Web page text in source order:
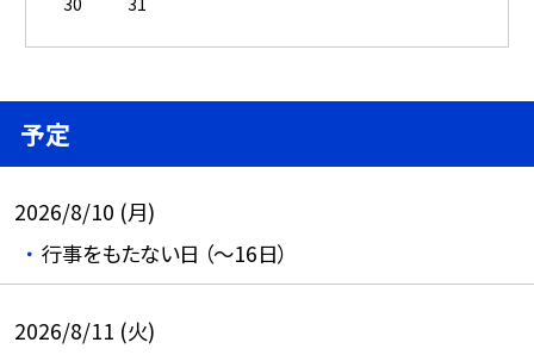
予定
2026/8/10 (月)
行事をもたない日 （～16日）
2026/8/11 (火)